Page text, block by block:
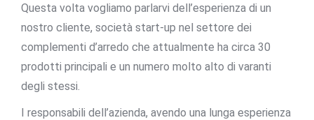
Questa volta vogliamo parlarvi dell’esperienza di un
nostro cliente, società start-up nel settore dei
complementi d’arredo che attualmente ha circa 30
prodotti principali e un numero molto alto di varanti
degli stessi.
I responsabili dell’azienda, avendo una lunga esperienza